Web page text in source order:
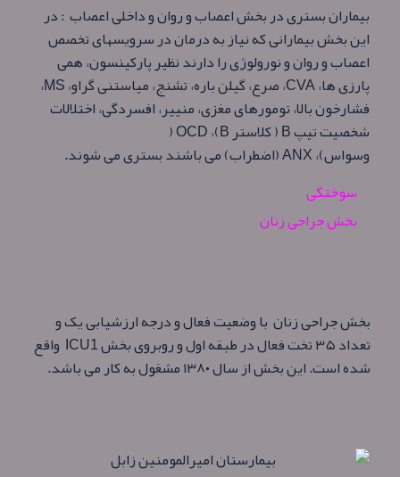
بیماران بستری در بخش اعصاب و روان و داخلی اعصاب : در
این بخش بیمارانی که نیاز به درمان در سرویسهای تخصص
اعصاب و روان و نورولوژی را دارند نظیر پارکینسون، همی
پارزی ها،CVA، صرع، گیلن باره، تشنج، میاستنی گراو،MS،
فشارخون بالا، تومورهای مغزی، منییر، افسردگی، اختلالات
شخصیت تیپB( کلاسترB)،OCD
(
وسواس)،ANX(اضطراب) می باشند بستری می شوند.
سوختگی
بخش جراحی زنان
بخش جراحی زنان با وضعیت فعال و درجه ارزشیابی یک و
تعداد ۳۵ تخت فعال در طبقه اول و روبروی بخش
ICU1 واقع
شده است. این بخش از سال ۱۳۸۰ مشغول به کار می باشد.